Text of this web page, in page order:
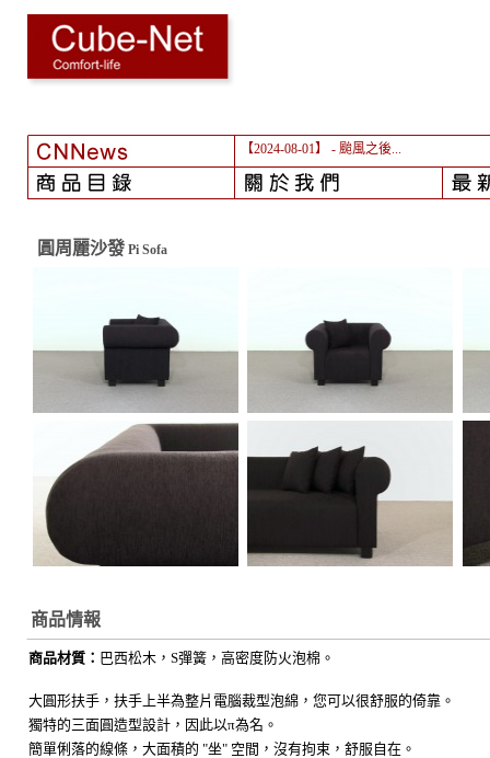
【2024-08-01】 - 颱風之後...
圓周麗沙發 Pi Sofa
商品情報
商品材質： 巴西松木，S彈簧，高密度防火泡棉。
大圓形扶手，扶手上半為整片電腦裁型泡綿，您可以很舒服的倚靠。
獨特的三面圓造型設計，因此以π為名。
簡單俐落的線條，大面積的 "坐" 空間，沒有拘束，舒服自在。